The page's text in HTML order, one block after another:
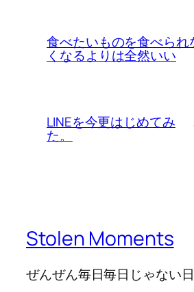
食べたいものを食べられ
くなるよりは全然いい
LINEを今更はじめてみ
た。
Stolen Moments
ぜんぜん毎日毎日じゃない